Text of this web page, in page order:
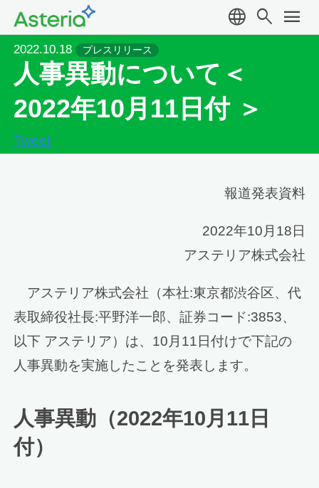
language search menu
2022.10.18 プレスリリース
人事異動について＜
2022年10月11日付 ＞
Tweet
報道発表資料
2022年10月18日
アステリア株式会社
アステリア株式会社（本社:東京都渋谷区、代
表取締役社長:平野洋一郎、証券コード:3853、
以下 アステリア）は、10月11日付けで下記の
人事異動を実施したことを発表します。
人事異動（2022年10月11日
付）